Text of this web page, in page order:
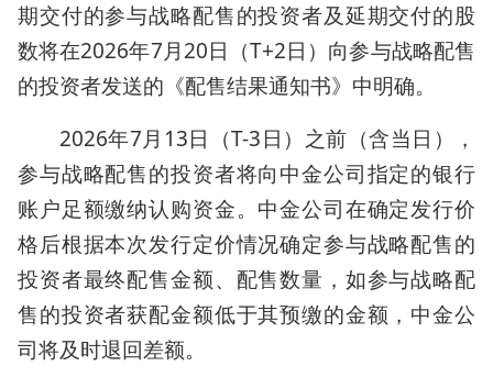
期交付的参与战略配售的投资者及延期交付的股
数将在2026年7月20日（T+2日）向参与战略配售
的投资者发送的《配售结果通知书》中明确。
2026年7月13日（T-3日）之前（含当日），
参与战略配售的投资者将向中金公司指定的银行
账户足额缴纳认购资金。中金公司在确定发行价
格后根据本次发行定价情况确定参与战略配售的
投资者最终配售金额、配售数量，如参与战略配
售的投资者获配金额低于其预缴的金额，中金公
司将及时退回差额。